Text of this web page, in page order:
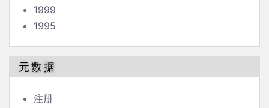
1999
1995
元数据
注册